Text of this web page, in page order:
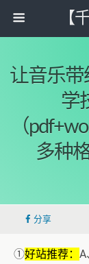
【
让音乐带
学
（
多种
分享
①好站推荐： A